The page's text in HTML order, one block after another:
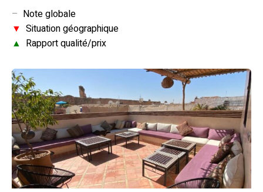
– Note globale
▼ Situation géographique
▲ Rapport qualité/prix